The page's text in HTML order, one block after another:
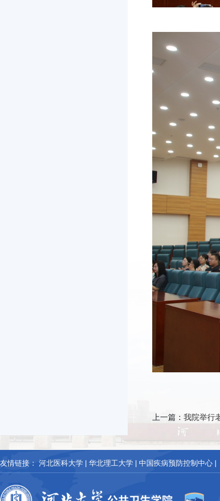
上一篇： 我院举行
友情链接： 河北医科大学 | 华北理工大学 | 中国疾病预防控制中心 |